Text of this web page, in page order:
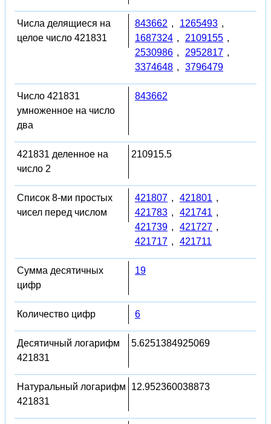
Числа делящиеся на
целое число 421831
843662 , 1265493 ,
1687324 , 2109155 ,
2530986 , 2952817 ,
3374648 , 3796479
Число 421831
умноженное на число
два
843662
421831 деленное на
число 2
210915.5
Список 8-ми простых
чисел перед числом
421807 , 421801 ,
421783 , 421741 ,
421739 , 421727 ,
421717 , 421711
Сумма десятичных
цифр
19
Количество цифр 6
Десятичный логарифм
421831
5.6251384925069
Натуральный логарифм
421831
12.952360038873